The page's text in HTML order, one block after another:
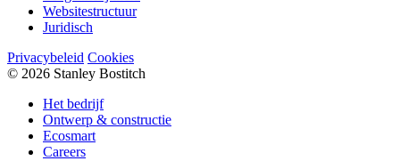
Websitestructuur
Juridisch
Privacybeleid Cookies
© 2026 Stanley Bostitch
Het bedrijf
Ontwerp & constructie
Ecosmart
Careers